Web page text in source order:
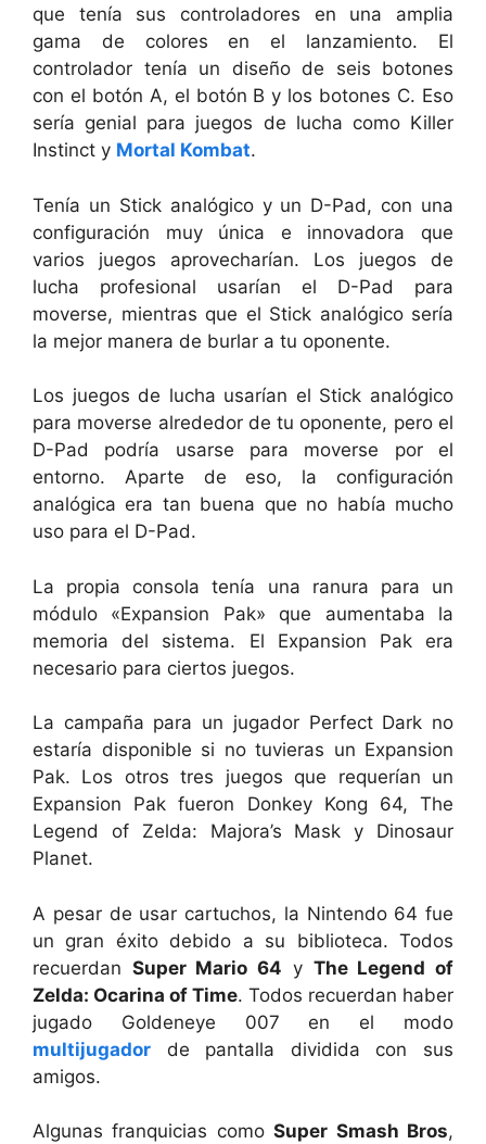
que tenía sus controladores en una amplia
gama de colores en el lanzamiento. El
controlador tenía un diseño de seis botones
con el botón A, el botón B y los botones C. Eso
sería genial para juegos de lucha como Killer
Instinct y Mortal Kombat.
Tenía un Stick analógico y un D-Pad, con una
configuración muy única e innovadora que
varios juegos aprovecharían. Los juegos de
lucha profesional usarían el D-Pad para
moverse, mientras que el Stick analógico sería
la mejor manera de burlar a tu oponente.
Los juegos de lucha usarían el Stick analógico
para moverse alrededor de tu oponente, pero el
D-Pad podría usarse para moverse por el
entorno. Aparte de eso, la configuración
analógica era tan buena que no había mucho
uso para el D-Pad.
La propia consola tenía una ranura para un
módulo «Expansion Pak» que aumentaba la
memoria del sistema. El Expansion Pak era
necesario para ciertos juegos.
La campaña para un jugador Perfect Dark no
estaría disponible si no tuvieras un Expansion
Pak. Los otros tres juegos que requerían un
Expansion Pak fueron Donkey Kong 64, The
Legend of Zelda: Majora’s Mask y Dinosaur
Planet.
A pesar de usar cartuchos, la Nintendo 64 fue
un gran éxito debido a su biblioteca. Todos
recuerdan Super Mario 64 y The Legend of
Zelda: Ocarina of Time. Todos recuerdan haber
jugado Goldeneye 007 en el modo
multijugador de pantalla dividida con sus
amigos.
Algunas franquicias comoSuper Smash Bros,